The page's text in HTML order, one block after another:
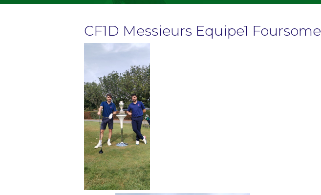
CF1D Messieurs Equipe1 Foursome